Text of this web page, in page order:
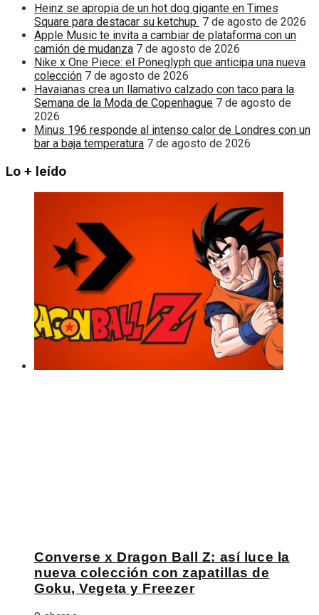
Heinz se apropia de un hot dog gigante en Times
Square para destacar su ketchup 7 de agosto de 2026
Apple Music te invita a cambiar de plataforma con un
camión de mudanza 7 de agosto de 2026
Nike x One Piece: el Poneglyph que anticipa una nueva
colección 7 de agosto de 2026
Havaianas crea un llamativo calzado con taco para la
Semana de la Moda de Copenhague 7 de agosto de
2026
Minus 196 responde al intenso calor de Londres con un
bar a baja temperatura 7 de agosto de 2026
Lo + leído
Converse x Dragon Ball Z: así luce la
nueva colección con zapatillas de
Goku, Vegeta y Freezer